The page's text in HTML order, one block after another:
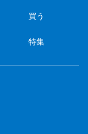
買う
特集